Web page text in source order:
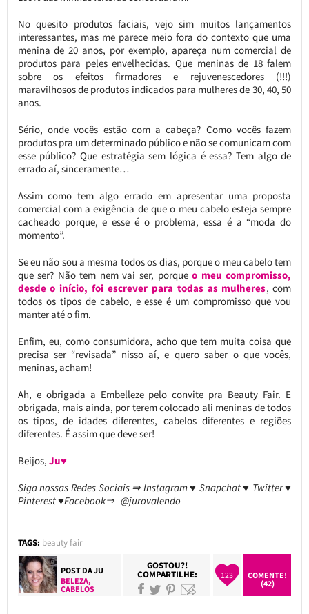
No quesito produtos faciais, vejo sim muitos lançamentos
interessantes, mas me parece meio fora do contexto que uma
menina de 20 anos, por exemplo, apareça num comercial de
produtos para peles envelhecidas. Que meninas de 18 falem
sobre os efeitos firmadores e rejuvenescedores (!!!)
maravilhosos de produtos indicados para mulheres de 30, 40, 50
anos.
Sério, onde vocês estão com a cabeça? Como vocês fazem
produtos pra um determinado público e não se comunicam com
esse público? Que estratégia sem lógica é essa? Tem algo de
errado aí, sinceramente…
Assim como tem algo errado em apresentar uma proposta
comercial com a exigência de que o meu cabelo esteja sempre
cacheado porque, e esse é o problema, essa é a “moda do
momento”.
Se eu não sou a mesma todos os dias, porque o meu cabelo tem
que ser? Não tem nem vai ser, porqueo meu compromisso,
desde o início, foi escrever para todas as mulheres, com
todos os tipos de cabelo, e esse é um compromisso que vou
manter até o fim.
Enfim, eu, como consumidora, acho que tem muita coisa que
precisa ser “revisada” nisso aí, e quero saber o que vocês,
meninas, acham!
Ah, e obrigada a Embelleze pelo convite pra Beauty Fair. E
obrigada, mais ainda, por terem colocado ali meninas de todos
os tipos, de idades diferentes, cabelos diferentes e regiões
diferentes. É assim que deve ser!
Beijos, Ju♥
Siga nossas Redes Sociais ⇒ Instagram ♥ Snapchat ♥ Twitter ♥
Pinterest ♥Facebook⇒ @jurovalendo
TAGS: beauty fair
POST DAJU
BELEZA,
CABELOS
GOSTOU?!
COMPARTILHE: 123
COMENTE!
(42)